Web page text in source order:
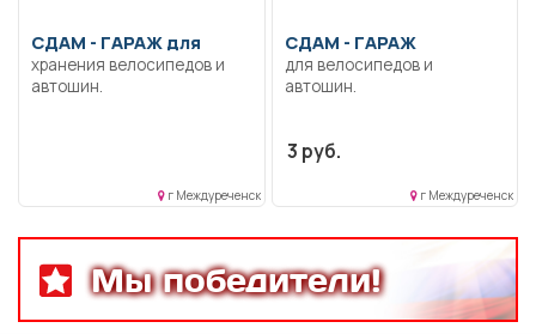
СДАМ - ГАРАЖ для
хранения велосипедов и
автошин.
г Междуреченск
СДАМ - ГАРАЖ
для велосипедов и
автошин.
3 руб.
г Междуреченск
Мы победители!